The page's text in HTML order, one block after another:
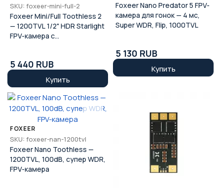
SKU: foxeer-mini-full-2
Foxeer Mini/Full Toothless 2
— 1200TVL 1/2" HDR Starlight
FPV-камера с
5 440 RUB
Купить
Foxeer Nano Predator 5 FPV-
камера для гонок — 4 мс,
Super WDR, Flip, 1000TVL
5 130 RUB
Купить
FOXEER
SKU: foxeer-nan-1200tvl
Foxeer Nano Toothless —
1200TVL, 100dB, супер WDR,
FPV-камера